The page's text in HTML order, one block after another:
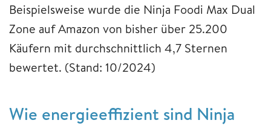
Beispielsweise wurde die Ninja Foodi Max Dual
Zone auf Amazon von bisher über 25.200
Käufern mit durchschnittlich 4,7 Sternen
bewertet. (Stand: 10/2024)
Wie energieeffizient sind Ninja